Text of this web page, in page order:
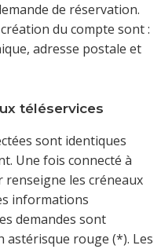
de réservation.
du compte sont :
adresse postale et
téléservices
sont identiques
Une fois connecté à
renseigne les créneaux
informations
demandes sont
rouge (*). Les